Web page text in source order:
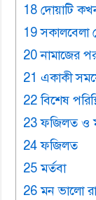
18 দোয়াটি
19 সকালবেলা
20 নামাজের
21 একাকী
22 বিশেষ
23 ফজিলত ও
24 ফজিলত
25 মর্তবা
26 মন ভালো